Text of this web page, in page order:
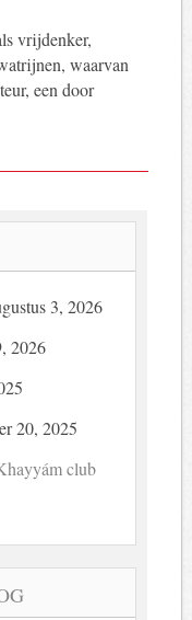
vrijdenker,
waarvan
een door
3, 2026
2026
20, 2025
club